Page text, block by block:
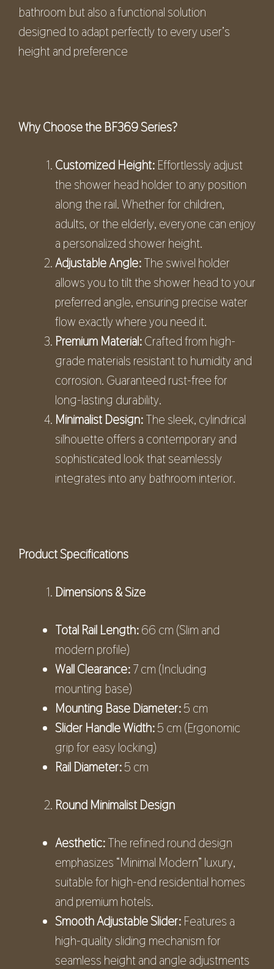
bathroom but also a functional solution
designed to adapt perfectly to every user’s
height and preference
Why Choose the BF369Series?
Customized Height:Effortlessly adjust
the shower head holder to any position
along the rail. Whether for children,
adults, or the elderly, everyone can enjoy
a personalized shower height.
Adjustable Angle:The swivel holder
allows you to tilt the shower head to your
preferred angle, ensuring precise water
flow exactly where you need it.
Premium Material:Crafted from high-
grade materials resistant to humidity and
corrosion. Guaranteed rust-free for
long-lasting durability.
Minimalist Design:The sleek, cylindrical
silhouette offers a contemporary and
sophisticated look that seamlessly
integrates into any bathroom interior.
Product Specifications
Dimensions & Size
Total Rail Length:66 cm (Slim and
modern profile)
Wall Clearance:7 cm (Including
mounting base)
Mounting Base Diameter:5 cm
Slider Handle Width:5 cm (Ergonomic
grip for easy locking)
Rail Diameter:5 cm
Round Minimalist Design
Aesthetic:The refined round design
emphasizes “Minimal Modern” luxury,
suitable for high-end residential homes
and premium hotels.
Smooth Adjustable Slider:Features a
high-quality sliding mechanism for
seamless height and angle adjustments